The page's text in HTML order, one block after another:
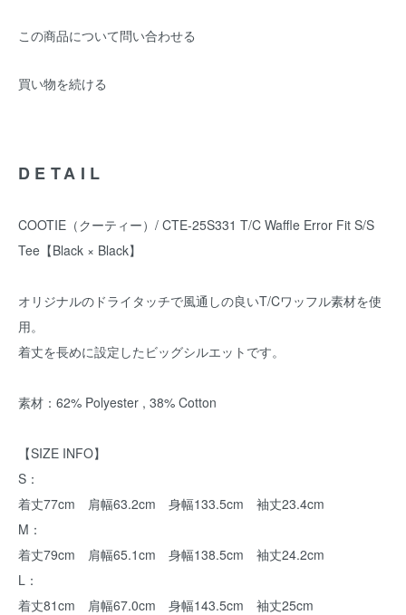
この商品について問い合わせる
買い物を続ける
DETAIL
COOTIE（クーティー）/ CTE-25S331 T/C Waffle Error Fit S/S
Tee【Black × Black】
オリジナルのドライタッチで風通しの良いT/Cワッフル素材を使
用。
着丈を長めに設定したビッグシルエットです。
素材：62% Polyester , 38% Cotton
【SIZE INFO】
S：
着丈77cm 肩幅63.2cm 身幅133.5cm 袖丈23.4cm
M：
着丈79cm 肩幅65.1cm 身幅138.5cm 袖丈24.2cm
L：
着丈81cm 肩幅67.0cm 身幅143.5cm 袖丈25cm